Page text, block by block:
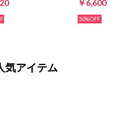
￥6,600
50%
気アイテム